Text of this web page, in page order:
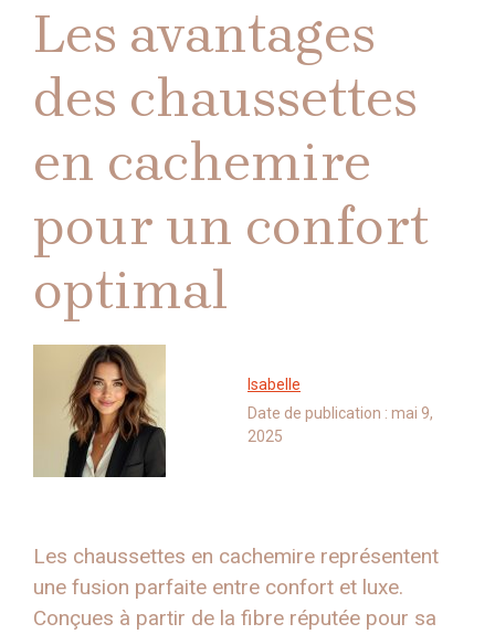
Les avantages
des chaussettes
en cachemire
pour un confort
optimal
Isabelle
Date de publication : mai 9,
2025
Les chaussettes en cachemire représentent
une fusion parfaite entre confort et luxe.
Conçues à partir de la fibre réputée pour sa